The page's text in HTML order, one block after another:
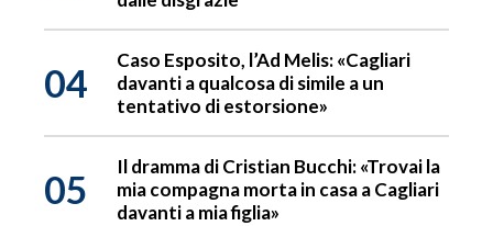
04
Caso Esposito, l’Ad Melis: «Cagliari
davanti a qualcosa di simile a un
tentativo di estorsione»
05
Il dramma di Cristian Bucchi: «Trovai la
mia compagna morta in casa a Cagliari
davanti a mia figlia»